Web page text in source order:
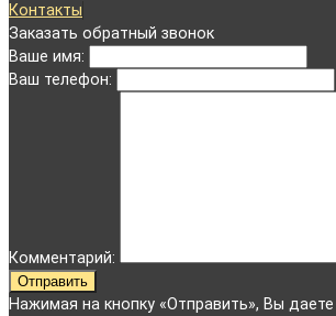
Контакты
Заказать обратный звонок
Ваше имя:
Ваш телефон:
Комментарий:
Отправить
Нажимая на кнопку «Отправить», Вы даете